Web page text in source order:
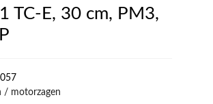
TC-E, 30 cm, PM3,
/ motorzagen